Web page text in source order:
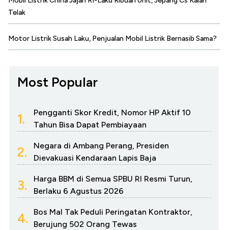
Telak
Motor Listrik Susah Laku, Penjualan Mobil Listrik Bernasib Sama?
Most Popular
1.
Pengganti Skor Kredit, Nomor HP Aktif 10
Tahun Bisa Dapat Pembiayaan
2.
Negara di Ambang Perang, Presiden
Dievakuasi Kendaraan Lapis Baja
3.
Harga BBM di Semua SPBU RI Resmi Turun,
Berlaku 6 Agustus 2026
4.
Bos Mal Tak Peduli Peringatan Kontraktor,
Berujung 502 Orang Tewas